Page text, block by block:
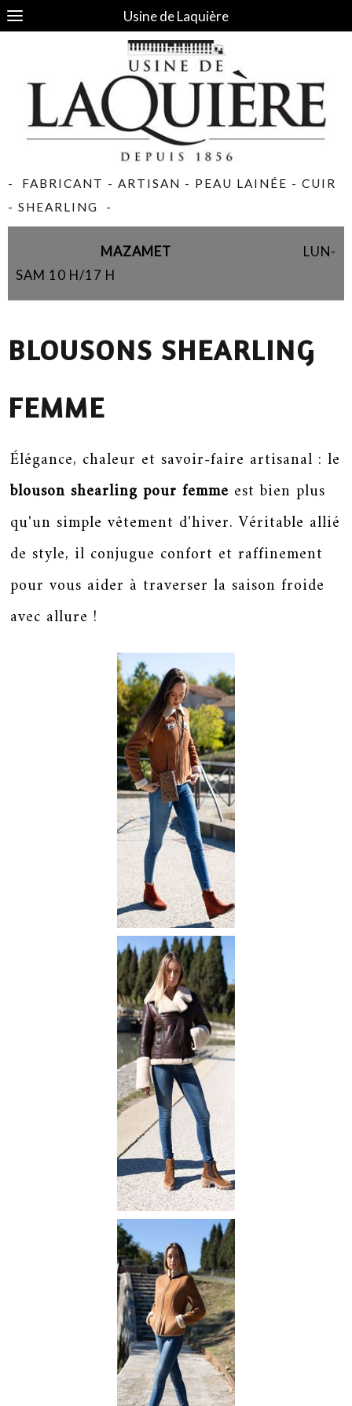
Usine de Laquière
- FABRICANT - ARTISAN - PEAU LAINÉE - CUIR
- SHEARLING -
MAZAMET LUN-
SAM 10 H/17 H
BLOUSONS SHEARLING
FEMME
Élégance, chaleur et savoir-faire artisanal : le
blouson shearling pour femme est bien plus
qu'un simple vêtement d'hiver. Véritable allié
de style, il conjugue confort et raffinement
pour vous aider à traverser la saison froide
avec allure !